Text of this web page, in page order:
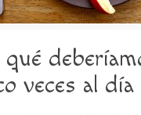
qué
veces al día